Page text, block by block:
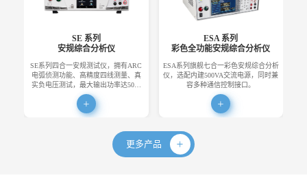
SE 系列
安规综合分析仪
SE系列四合一安规测试仪，拥有ARC
电弧侦测功能、高精度四线测量、真
实负电压测试，最大输出功率达50…
ESA 系列
彩色全功能安规综合分析仪
ESA系列旗舰七合一彩色安规综合分析
仪，选配内建500VA交流电源，同时兼
容多种通信控制接口。
更多产品